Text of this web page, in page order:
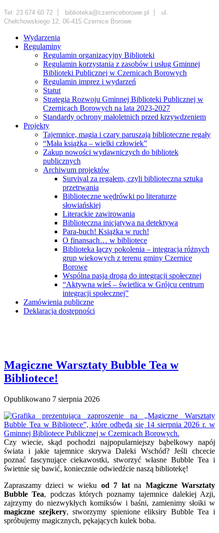
Tel: 23 674 60 72 biblioteka@czerniceborowe.pl
ul.
Chełchowskiego 12, 06-415 Czernice Borowe
Wydarzenia
Regulaminy
Regulamin organizacyjny Biblioteki
Regulamin korzystania z zasobów i usług Gminnej
Biblioteki Publicznej w Czernicach Borowych
Regulamin imprez i wydarzeń
Statut
Strategia Rozwoju Gminnej Biblioteki Publicznej w
Czernicach Borowych na lata 2023-2027
Standardy ochrony małoletnich przed krzywdzeniem
Projekty
Tajemnice, magia i czary paruszają biblioteczne regały
“Mała książka – wielki człowiek”
Zakup nowości wydawniczych do bibliotek
publicznych
Archiwum projektów
Survival za regałem, czyli biblioteczna sztuka
przetrwania
Biblioteczne wędrówki po literaturze
słowiańskiej
Literackie zawirowania
Biblioteczna inicjatywa na detektywa
Para-buch! Książka w ruch!
O finansach… w bibliotece
Biblioteka łączy pokolenia – integracja różnych
grup wiekowych z terenu gminy Czernice
Borowe
Wspólna pasja drogą do integracji społecznej
“Aktywna wieś – świetlica w Grójcu centrum
integracji społecznej”
Zamówienia publiczne
Deklaracja dostępności
Magiczne Warsztaty Bubble Tea w
Bibliotece!
Opublikowano 7 sierpnia 2026
Czy wiecie, skąd pochodzi najpopularniejszy bąbelkowy napój
świata i jakie tajemnice skrywa Daleki Wschód? Jeśli chcecie
poznać fascynujące ciekawostki, stworzyć własne Bubble Tea i
świetnie się bawić, koniecznie odwiedźcie naszą bibliotekę!
Zapraszamy dzieci w wieku od 7 latna Magiczne Warsztaty
Bubble Tea, podczas których poznamy tajemnice dalekiej Azji,
zajrzymy do niezwykłych komiksów i baśni, zamienimy słoiki w
magiczne szejkery, stworzymy spienione eliksiry Bubble Tea i
spróbujemy magicznych, pękających kulek boba.